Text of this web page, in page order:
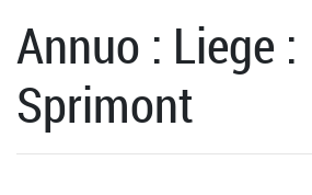
Annuo : Liege :
Sprimont